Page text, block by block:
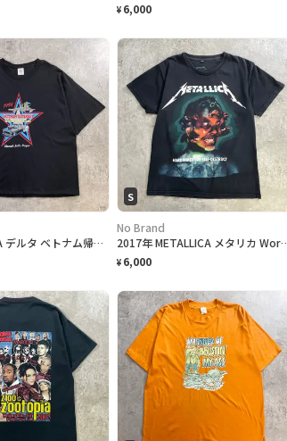
¥ 6,000
98年製 DELTA デルタ ベトナム帰還兵 メモリアルクラシック プリント Tシャツ メンズXL 古着 1998年 短丈リサイズ アメカジ 黒
S
No Brand
2017年 METALLICA メタリカ WorldWired 世界ツアー バンドTシ
¥ 6,000